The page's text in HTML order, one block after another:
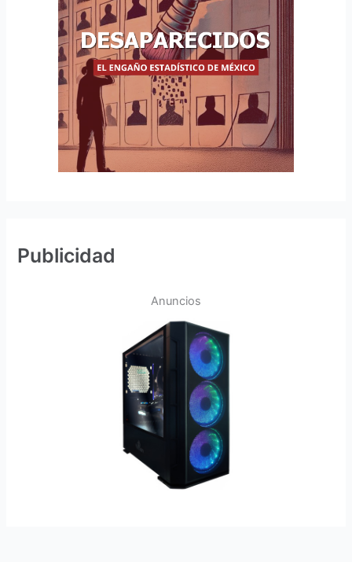
Publicidad
Anuncios